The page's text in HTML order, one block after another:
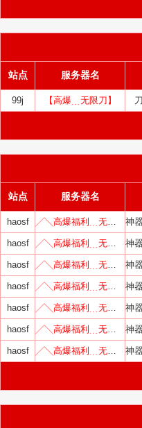
站点 服务器名
99j 【高爆﹍无限刀】
站点 服务器名
haosf ╱╲高爆福利﹍无限刀╱╲
haosf ╱╲高爆福利﹍无限刀╱╲
haosf ╱╲高爆福利﹍无限刀╱╲
haosf ╱╲高爆福利﹍无限刀╱╲
haosf ╱╲高爆福利﹍无限刀╱╲
haosf ╱╲高爆福利﹍无限刀╱╲
haosf ╱╲高爆福利﹍无限刀╱╲